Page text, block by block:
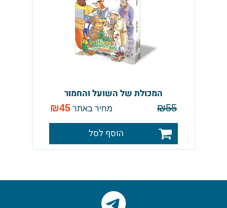
המכולת של השועל והחמור
₪55 מחיר באתר ₪45
הוסף לסל